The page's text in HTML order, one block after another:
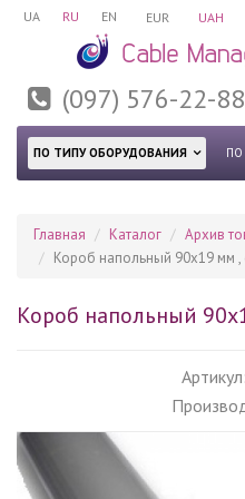
UA RU EN EUR UAH
(097) 576-22-88
ПО ТИПУ ОБОРУДОВАНИЯ
Главная Каталог
Архив
Короб напольный 90x19 мм ,
Короб напольный
Артикул: